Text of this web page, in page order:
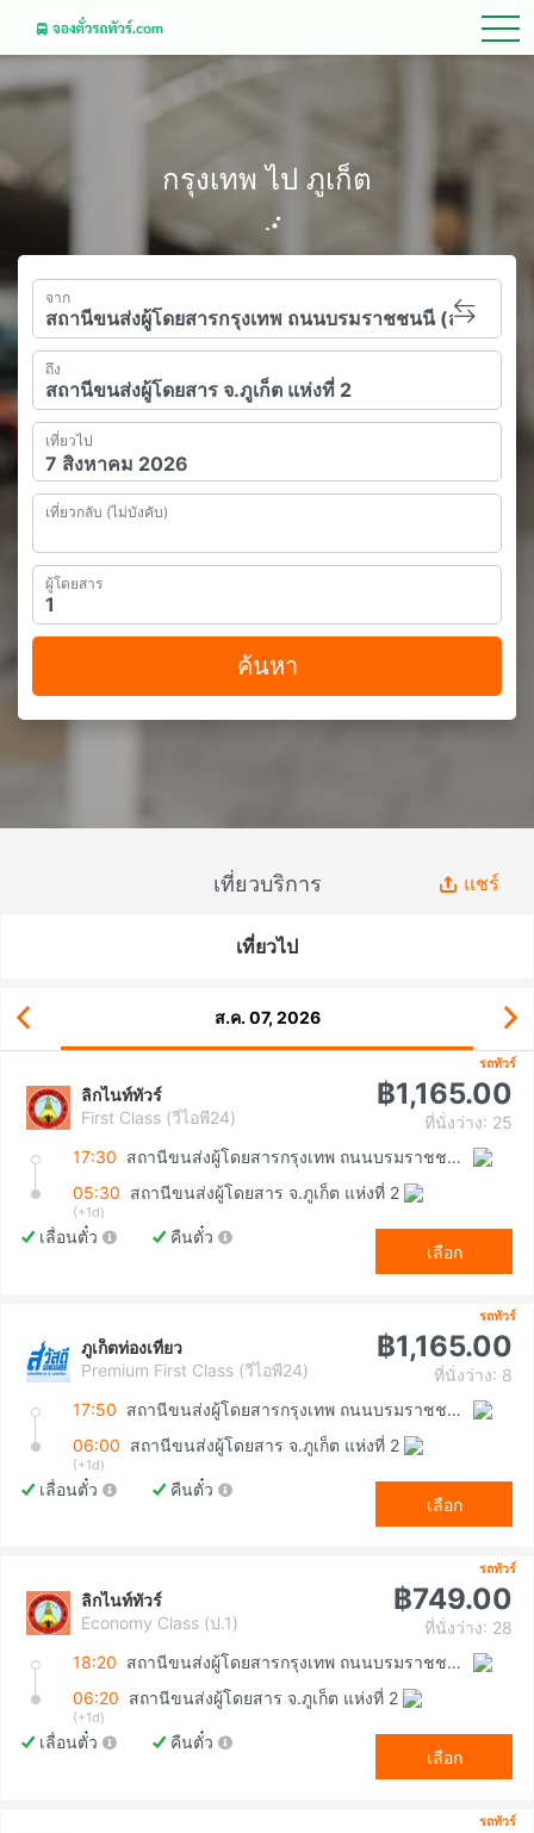
กรุงเทพ ไป ภูเก็ต
จาก
ถึง
เที่ยวไป
เที่ยวกลับ (ไม่บังคับ)
ผู้โดยสาร
ค้นหา
เที่ยวบริการ แชร์
เที่ยวไป
ส.ค. 07, 2026
รถทัวร์
ลิกไนท์ทัวร์
First Class (วีไอพี24)
฿1,165.00
ที่นั่งว่าง: 25
17:30
สถานีขนส่งผู้โดยสารกรุงเทพ ถนนบรมราชชนนี (สายใต้ใหม่)
05:30 สถานีขนส่งผู้โดยสาร จ.ภูเก็ต แห่งที่ 2
(+1d)
เลื่อนตั๋ว คืนตั๋ว
เลือก
รถทัวร์
ภูเก็ตท่องเที่ยว
Premium First Class (วีไอพี24)
฿1,165.00
ที่นั่งว่าง: 8
17:50
สถานีขนส่งผู้โดยสารกรุงเทพ ถนนบรมราชชนนี (สายใต้ใหม่)
06:00 สถานีขนส่งผู้โดยสาร จ.ภูเก็ต แห่งที่ 2
(+1d)
เลื่อนตั๋ว คืนตั๋ว
เลือก
รถทัวร์
ลิกไนท์ทัวร์
Economy Class (ป.1)
฿749.00
ที่นั่งว่าง: 28
18:20
สถานีขนส่งผู้โดยสารกรุงเทพ ถนนบรมราชชนนี (สายใต้ใหม่)
06:20 สถานีขนส่งผู้โดยสาร จ.ภูเก็ต แห่งที่ 2
(+1d)
เลื่อนตั๋ว คืนตั๋ว
เลือก
รถทัวร์